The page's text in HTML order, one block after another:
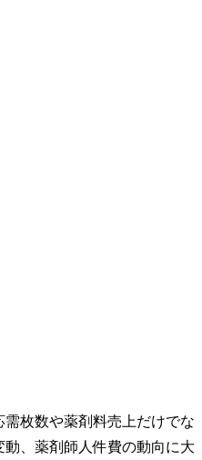
枚数や薬剤料売上だけでな
、薬剤師人件費の動向に大